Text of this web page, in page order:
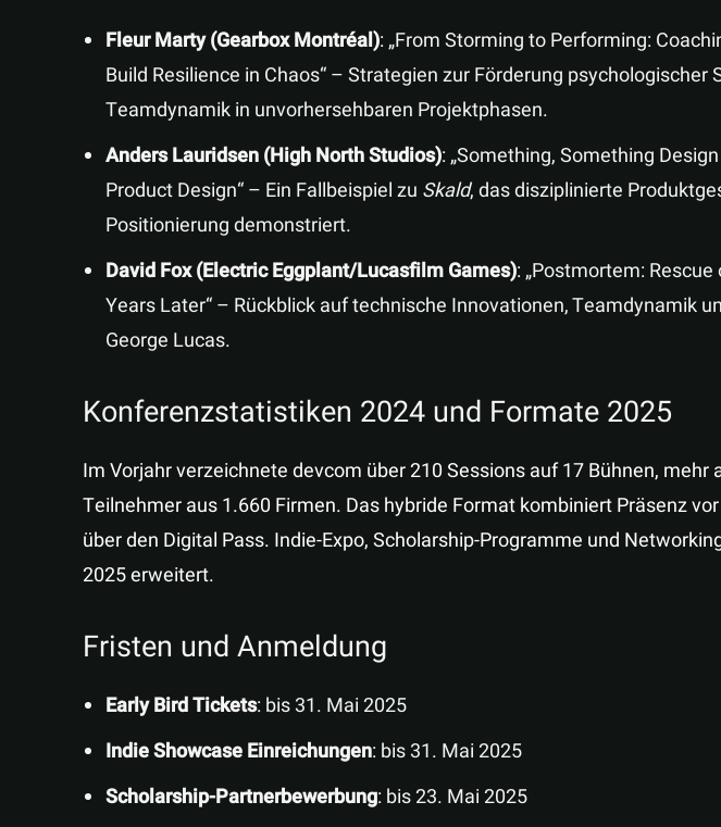
Fleur Marty (Gearbox Montréal): „From Storming to Performing:
Build Resilience in Chaos“ – Strategien zur Förderung psychologischer
Teamdynamik in unvorhersehbaren Projektphasen.
Anders Lauridsen (High North Studios): „Something, Something
Product Design“ – Ein Fallbeispiel zu Skald, das disziplinierte
Positionierung demonstriert.
David Fox (Electric Eggplant/Lucasfilm Games): „Postmortem:
Years Later“ – Rückblick auf technische Innovationen, Teamdynamik
George Lucas.
Konferenzstatistiken 2024 und Formate 2025
Im Vorjahr verzeichnete devcom über 210 Sessions auf 17 Bühnen, mehr
Teilnehmer aus 1.660 Firmen. Das hybride Format kombiniert Präsenz
über den Digital Pass. Indie-Expo, Scholarship-Programme und
2025 erweitert.
Fristen und Anmeldung
Early Bird Tickets: bis 31. Mai 2025
Indie Showcase Einreichungen: bis 31. Mai 2025
Scholarship-Partnerbewerbung: bis 23. Mai 2025